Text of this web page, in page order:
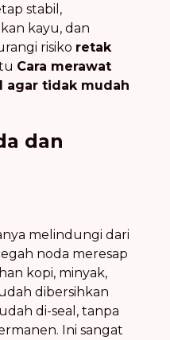
stabil,
kayu, dan
risiko retak
Cara merawat
agar tidak mudah
dan
melindungi dari
noda meresap
kopi, minyak,
dibersihkan
di-seal, tanpa
Ini sangat